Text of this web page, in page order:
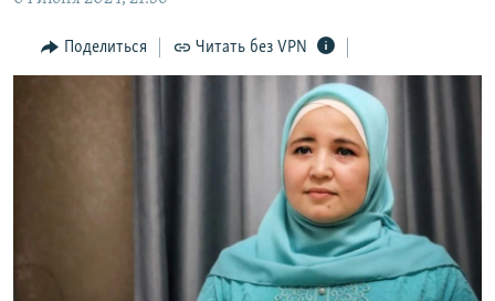
Вернутся
поискуИНФОГРАФИКА
РАДІО СВОБОДА
КАК ОБОЙТИ БЛОКИРОВКУ
Поделиться Читать без VPN